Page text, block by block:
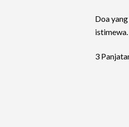
Doa
istimewa.
3